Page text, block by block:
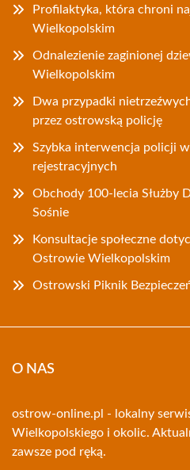
Profilaktyka, która chroni
Wielkopolskim
Odnalezienie zaginionej
Wielkopolskim
Dwa przypadki
przez ostrowską policję
Szybka interwencja policji
rejestracyjnych
Obchody 100-lecia Służby
Sośnie
Konsultacje społeczne
Ostrowie Wielkopolskim
Ostrowski Piknik
O NAS
ostrow-online.pl - lokalny
Wielkopolskiego i okolic.
zawsze pod ręką.